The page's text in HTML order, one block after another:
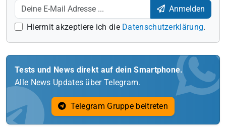
Anmelden
Hiermit akzeptiere ich die Datenschutzerklärung.
Tests und News direkt auf dein Smartphone.
Alle News Updates über Telegram.
Telegram Gruppe beitreten